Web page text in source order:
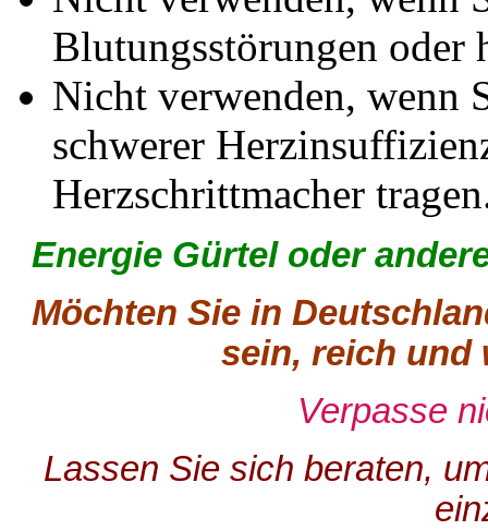
Blutungsstörungen oder
Nicht verwenden, wenn
schwerer
Herzschrittmacher
Energie Gürtel oder
Möchten Sie in
sein, reich und
Verpasse
Lassen Sie sich beraten,